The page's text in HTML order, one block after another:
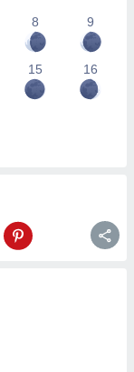
8 9
15 16